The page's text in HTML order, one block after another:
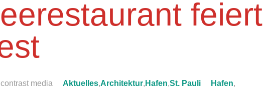
feiert
contrast media Aktuelles,Architektur, Hafen,St. Pauli Hafen,